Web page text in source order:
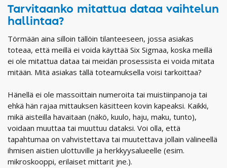
Tarvitaanko mitattua dataa vaihtelun
hallintaa?
Törmään aina silloin tällöin tilanteeseen, jossa asiakas
toteaa, että meillä ei voida käyttää Six Sigmaa, koska meillä
ei ole mitattua dataa tai meidän prosessista ei voida mitata
mitään. Mitä asiakas tällä toteamuksella voisi tarkoittaa?
Hänellä ei ole massoittain numeroita tai muistiinpanoja tai
ehkä hän rajaa mittauksen käsitteen kovin kapeaksi. Kaikki,
mikä aisteilla havaitaan (näkö, kuulo, haju, maku, tunto),
voidaan muuttaa tai muuttuu dataksi. Voi olla, että
tapahtumaa on vahvistettava tai muutettava jollain välineellä
ihmisen aistien ulottuville ja herkkyysalueelle (esim.
mikroskooppi, erilaiset mittarit jne.).